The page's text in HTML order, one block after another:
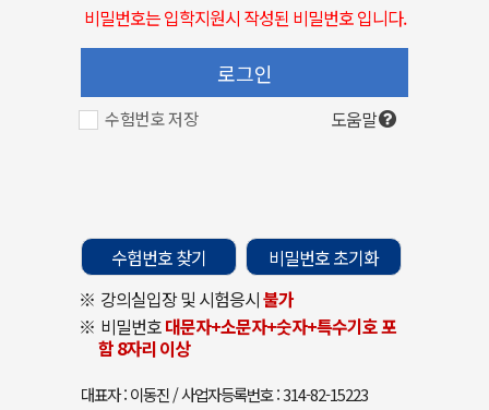
비밀번호는 입학지원시 작성된 비밀번호 입니다.
로그인
수험번호 저장 도움말
수험번호 찾기
비밀번호 초기화
강의실입장 및 시험응시불가
비밀번호대문자+소문자+숫자+특수기호 포
함 8자리 이상
대표자 : 이동진 / 사업자등록번호 : 314-82-15223